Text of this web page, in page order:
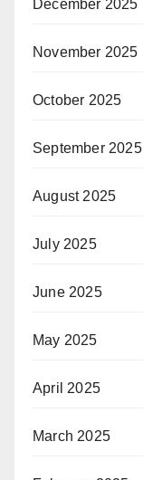
December 2025
November 2025
October 2025
September 2025
August 2025
July 2025
June 2025
May 2025
April 2025
March 2025